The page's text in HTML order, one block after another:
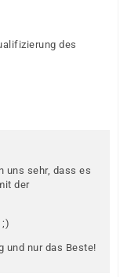
des
uns sehr, dass es
der
;)
und nur das Beste!